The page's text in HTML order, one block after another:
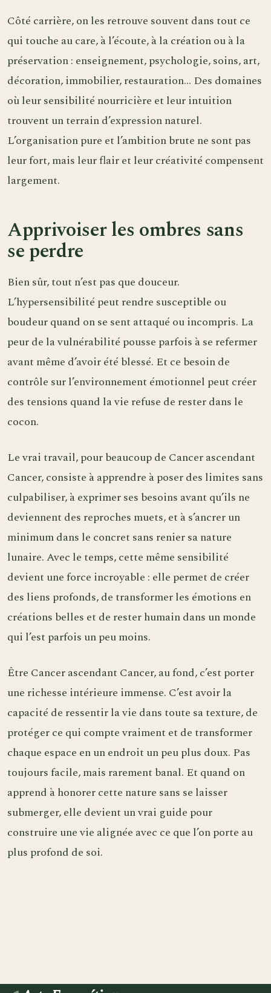
Côté carrière, on les retrouve souvent dans tout ce
qui touche au care, à l’écoute, à la création ou à la
préservation : enseignement, psychologie, soins, art,
décoration, immobilier, restauration… Des domaines
où leur sensibilité nourricière et leur intuition
trouvent un terrain d’expression naturel.
L’organisation pure et l’ambition brute ne sont pas
leur fort, mais leur flair et leur créativité compensent
largement.
Apprivoiser les ombres sans
se perdre
Bien sûr, tout n’est pas que douceur.
L’hypersensibilité peut rendre susceptible ou
boudeur quand on se sent attaqué ou incompris. La
peur de la vulnérabilité pousse parfois à se refermer
avant même d’avoir été blessé. Et ce besoin de
contrôle sur l’environnement émotionnel peut créer
des tensions quand la vie refuse de rester dans le
cocon.
Le vrai travail, pour beaucoup de Cancer ascendant
Cancer, consiste à apprendre à poser des limites sans
culpabiliser, à exprimer ses besoins avant qu’ils ne
deviennent des reproches muets, et à s’ancrer un
minimum dans le concret sans renier sa nature
lunaire. Avec le temps, cette même sensibilité
devient une force incroyable : elle permet de créer
des liens profonds, de transformer les émotions en
créations belles et de rester humain dans un monde
qui l’est parfois un peu moins.
Être Cancer ascendant Cancer, au fond, c’est porter
une richesse intérieure immense. C’est avoir la
capacité de ressentir la vie dans toute sa texture, de
protéger ce qui compte vraiment et de transformer
chaque espace en un endroit un peu plus doux. Pas
toujours facile, mais rarement banal. Et quand on
apprend à honorer cette nature sans se laisser
submerger, elle devient un vrai guide pour
construire une vie alignée avec ce que l’on porte au
plus profond de soi.